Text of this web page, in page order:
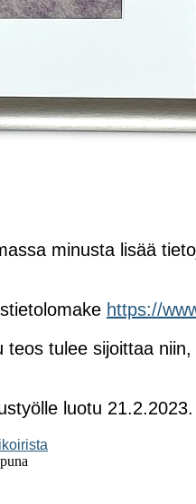
minusta lisää
https://
teos tulee sijoittaa
luotu 21.2.2023.